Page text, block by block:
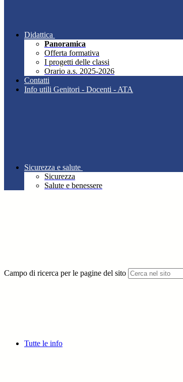
Didattica
Panoramica
Offerta formativa
I progetti delle classi
Orario a.s. 2025-2026
Contatti
Info utili Genitori - Docenti - ATA
Sicurezza e salute
Sicurezza
Salute e benessere
Campo di ricerca per le pagine del sito
Tutte le info